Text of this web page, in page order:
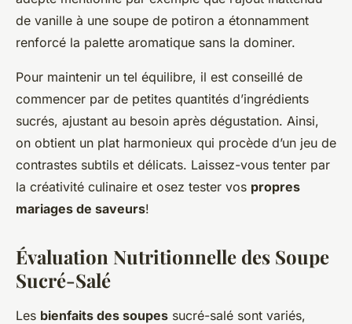
de vanille à une soupe de potiron a étonnamment
renforcé la palette aromatique sans la dominer.
Pour maintenir un tel équilibre, il est conseillé de
commencer par de petites quantités d’ingrédients
sucrés, ajustant au besoin après dégustation. Ainsi,
on obtient un plat harmonieux qui procède d’un jeu de
contrastes subtils et délicats. Laissez-vous tenter par
la créativité culinaire et osez tester vos propres
mariages de saveurs!
Évaluation Nutritionnelle des Soupe
Sucré-Salé
Les bienfaits des soupes sucré-salé sont variés,